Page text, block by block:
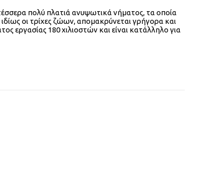
πολύ πλατιά ανυψωτικά νήματος, τα οποία
οι τρίχες ζώων, απομακρύνεται γρήγορα και
εργασίας 180 χιλιοστών και είναι κατάλληλο για